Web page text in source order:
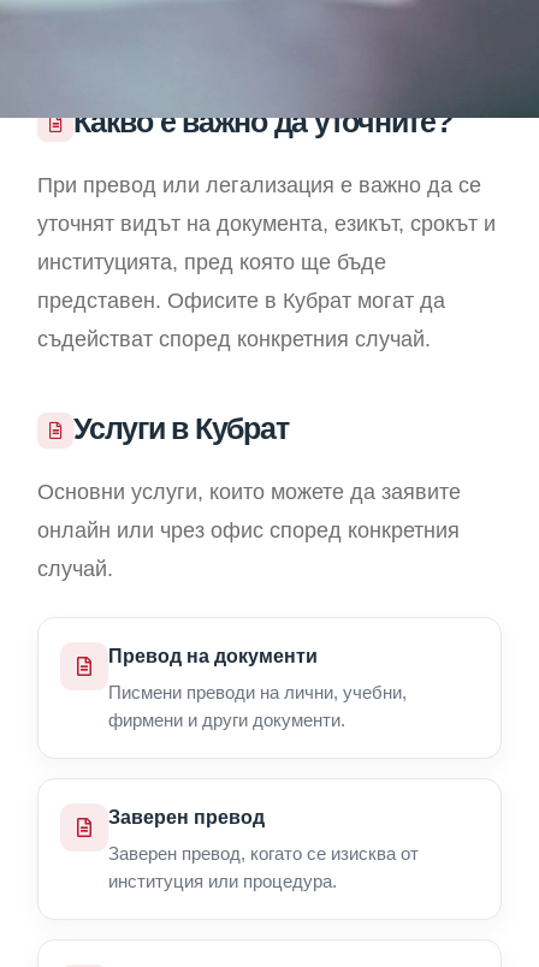
Какво е важно да уточните?
При превод или легализация е важно да се
уточнят видът на документа, езикът, срокът и
институцията, пред която ще бъде
представен. Офисите в Кубрат могат да
съдействат според конкретния случай.
Услуги в Кубрат
Основни услуги, които можете да заявите
онлайн или чрез офис според конкретния
случай.
Превод на документи
Писмени преводи на лични, учебни,
фирмени и други документи.
Заверен превод
Заверен превод, когато се изисква от
институция или процедура.